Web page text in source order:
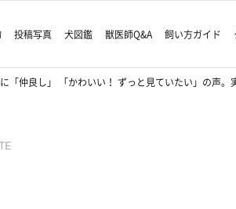
投稿写真 犬図鑑 獣医師Q&A 飼い方ガイド
「仲良し」 「かわいい！ ずっと見ていたい」の声。